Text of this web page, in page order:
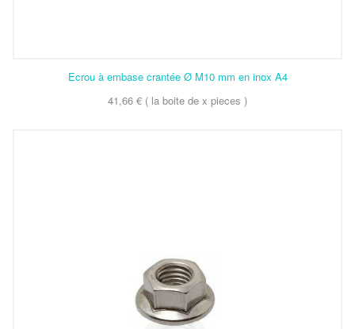
Ecrou à embase crantée Ø M10 mm en inox A4
41,66 € ( la boite de x pieces )